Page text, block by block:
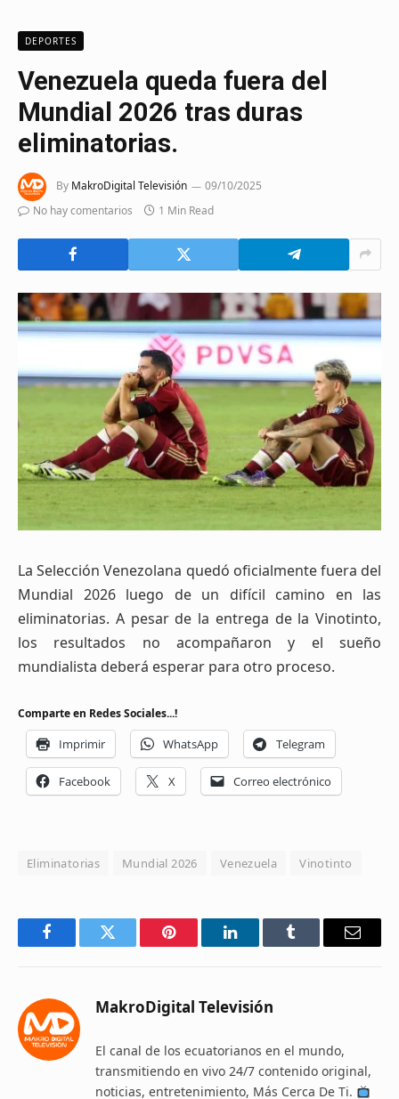
DEPORTES
Venezuela queda fuera del
Mundial 2026 tras duras
eliminatorias.
By MakroDigital Televisión
09/10/2025
No hay comentarios
1 Min Read
La Selección Venezolana quedó oficialmente fuera del
Mundial 2026 luego de un difícil camino en las
eliminatorias. A pesar de la entrega de la Vinotinto,
los resultados no acompañaron y el sueño
mundialista deberá esperar para otro proceso.
Comparte en Redes Sociales...!
Imprimir WhatsApp Telegram
Facebook X Correo electrónico
Eliminatorias Mundial 2026 Venezuela Vinotinto
FacebookTwitter Pinterest LinkedInTumblr Email
MakroDigital Televisión
El canal de los ecuatorianos en el mundo,
transmitiendo en vivo 24/7 contenido original,
noticias, entretenimiento, Más Cerca De Ti.